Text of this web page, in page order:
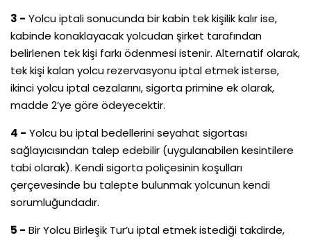
3 - Yolcu iptali sonucunda bir kabin tek kişilik kalır ise,
kabinde konaklayacak yolcudan şirket tarafından
belirlenen tek kişi farkı ödenmesi istenir. Alternatif olarak,
tek kişi kalan yolcu rezervasyonu iptal etmek isterse,
ikinci yolcu iptal cezalarını, sigorta primine ek olarak,
madde 2’ye göre ödeyecektir.
4 - Yolcu bu iptal bedellerini seyahat sigortası
sağlayıcısından talep edebilir (uygulanabilen kesintilere
tabi olarak). Kendi sigorta poliçesinin koşulları
çerçevesinde bu talepte bulunmak yolcunun kendi
sorumluğundadır.
5 - Bir Yolcu Birleşik Tur’u iptal etmek istediği takdirde,